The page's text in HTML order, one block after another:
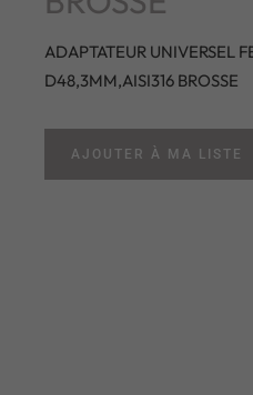
ADAPTATEUR UNIVERSEL
D48,3MM,AISI316 BROSSE
AJOUTER À MA LISTE